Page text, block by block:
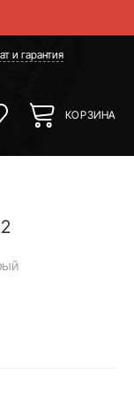
и гарантия
КОРЗИНА